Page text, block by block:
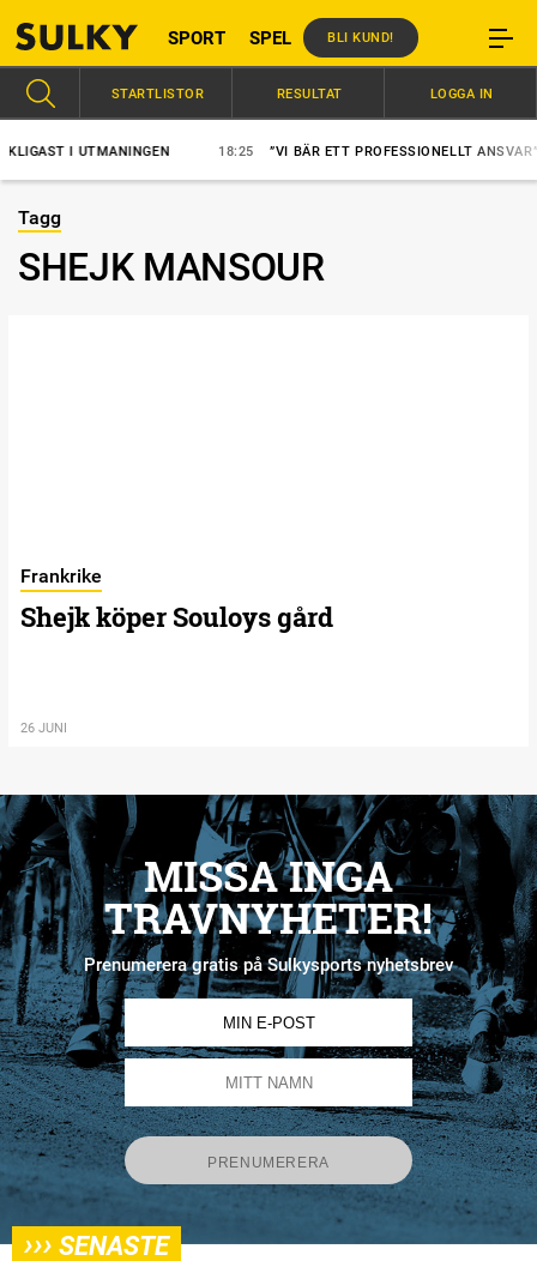
SPORT SPEL BLI KUND!
I UTMANINGEN 18:25 ”VI BÄR ETT PROFESSIONELLT ANSVAR”
STARTLISTOR RESULTAT LOGGA IN
Tagg
SHEJK MANSOUR
Frankrike
Shejk köper Souloys gård
26 JUNI
MISSA INGA
TRAVNYHETER!
Prenumerera gratis på Sulkysports nyhetsbrev
››› SENASTE